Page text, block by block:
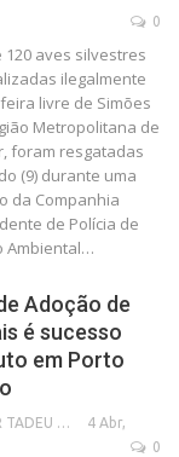
0
120 aves silvestres
ilegalmente
livre de Simões
Metropolitana de
foram resgatadas
(9) durante uma
da Companhia
de Polícia de
Ambiental…
Adoção de
é sucesso
em Porto
JOSEMIR TADEU FONSECA
4 Abr,
0